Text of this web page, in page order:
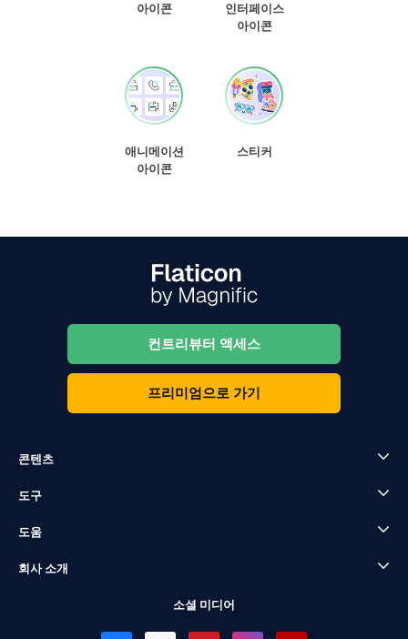
아이콘
인터페이스
아이콘
애니메이션
아이콘
스티커
컨트리뷰터 액세스
프리미엄으로 가기
콘텐츠
도구
도움
회사 소개
소셜 미디어